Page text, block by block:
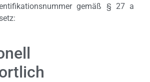
gemäß § 27 a